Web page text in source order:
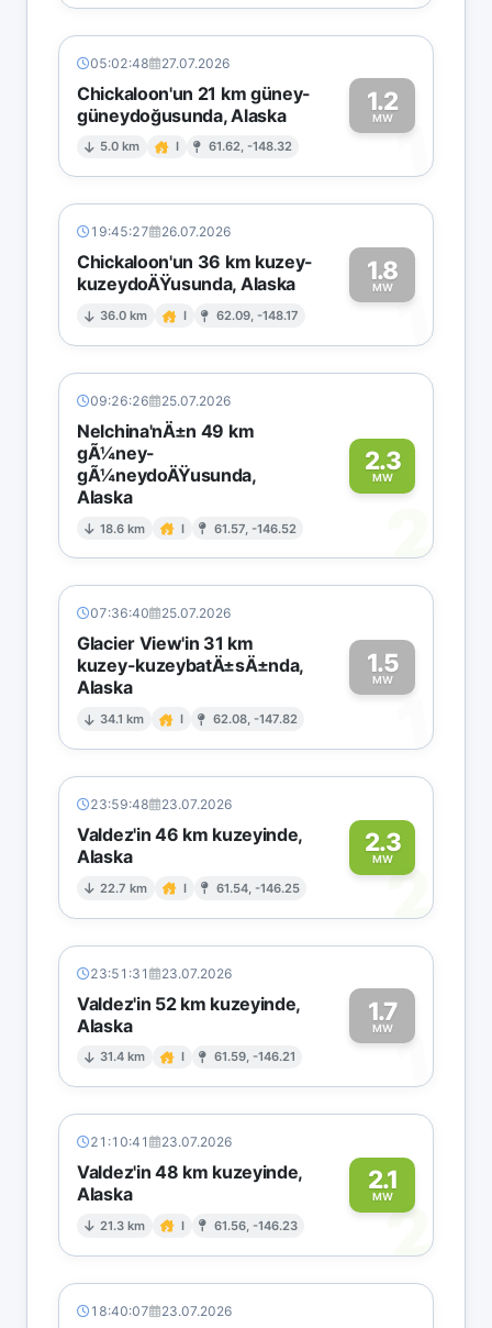
05:02:48 27.07.2026
Chickaloon'un 21 km güney-
güneydoğusunda, Alaska
5.0 km I 61.62, -148.32
1.2
MW1
19:45:27 26.07.2026
Chickaloon'un 36 km kuzey-
kuzeydoÄŸusunda, Alaska
36.0 km I 62.09, -148.17
1.8
MW1
09:26:26 25.07.2026
Nelchina'nÄ±n 49 km
gÃ¼ney-
gÃ¼neydoÄŸusunda,
Alaska
18.6 km I 61.57, -146.52
2.3
MW
2
07:36:40 25.07.2026
Glacier View'in 31 km
kuzey-kuzeybatÄ±sÄ±nda,
Alaska
34.1 km I 62.08, -147.82
1.5
MW
1
23:59:48 23.07.2026
Valdez'in 46 km kuzeyinde,
Alaska
22.7 km I 61.54, -146.25
2.3
MW2
23:51:31 23.07.2026
Valdez'in 52 km kuzeyinde,
Alaska
31.4 km I 61.59, -146.21
1.7
MW1
21:10:41 23.07.2026
Valdez'in 48 km kuzeyinde,
Alaska
21.3 km I 61.56, -146.23
2.1
MW
2
18:40:07 23.07.2026